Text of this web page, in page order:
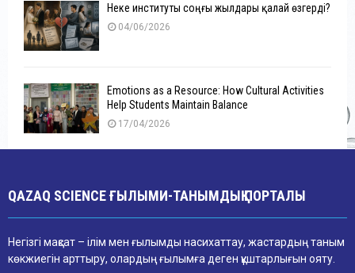
Неке институты соңғы жылдары қалай өзгерді?
04/06/2026
Emotions as a Resource: How Cultural Activities
Help Students Maintain Balance
17/04/2026
QAZAQ SCIENCE ҒЫЛЫМИ-ТАНЫМДЫҚ ПОРТАЛЫ
Негізгі мақсат – ілім мен ғылымды насихаттау, жастардың таным
көкжиегін арттыру, олардың ғылымға деген құштарлығын ояту.